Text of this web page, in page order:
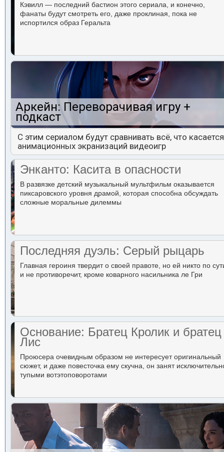
Кэвилл — последний бастион этого сериала, и конечно,
фанаты будут смотреть его, даже проклиная, пока не
испортился образ Геральта
Аркейн: Переворачивая игру +
подкаст
С этим сериалом будут сравнивать всё, что касается
анимационных экранизаций видеоигр
Энканто: Касита в опасности
В развязке детский музыкальный мультфильм оказывается
пиксаровского уровня драмой, которая способна обсуждать
сложные моральные дилеммы
Последняя дуэль: Серый рыцарь
Главная героиня твердит о своей правоте, но ей никто по
и не противоречит, кроме коварного насильника ле Гри
Основание: Братец Кролик и братец
Лис
Проюсера очевидным образом не интересует оригинальный
сюжет, и даже повесточка ему скучна, он занят
тупыми вотэтоповоротами